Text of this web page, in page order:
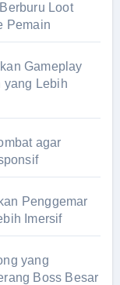
Loot
Pemain
Gameplay
yang Lebih
agar
Penggemar
Imersif
yang
Boss Besar